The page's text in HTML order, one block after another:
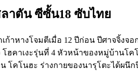
ลาตัน ซีซั้น18 ซับไทย
าหางโจมตีเมื่อ 12 ปีก่อน ปีศาจจิ้ง
คาเงะรุ่นที่ 4 หัวหน้าของหมู่บ้านโ
คโนฮะ ร่างกายของนารุโตะได้ผนึ